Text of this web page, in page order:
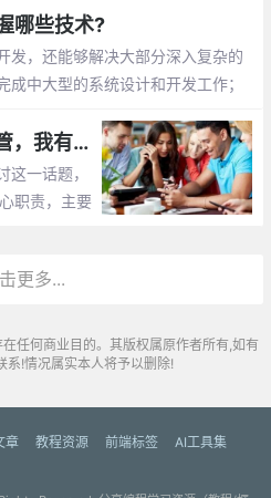
哪些技术?
发，还能够解决大部分深入复杂的
中大型的系统设计和开发工作；
在阿里做了五年技术主管，我有话想说
一话题，
职责，主要
更多...
任何商业目的。其版权属原作者所有,如有
系!情况属实本人将予以删除!
章 教程资源 前端标签
AI工具集